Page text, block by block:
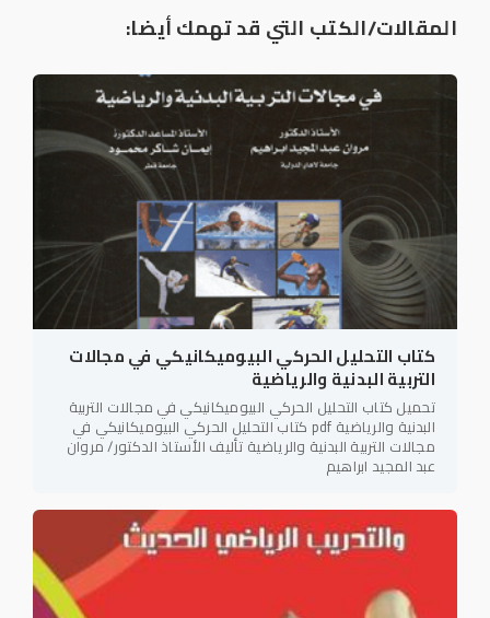
المقالات/الكتب التي قد تهمك أيضا:
كتاب التحليل الحركي البيوميكانيكي في مجالات
التربية البدنية والرياضية
تحميل كتاب التحليل الحركي البيوميكانيكي في مجالات التربية
البدنية والرياضية pdf كتاب التحليل الحركي البيوميكانيكي في
مجالات التربية البدنية والرياضية تأليف الأستاذ الدكتور/ مروان
عبد المجيد ابراهيم